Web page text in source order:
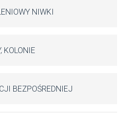
NIWKI
KOLONIE
BEZPOŚREDNIEJ